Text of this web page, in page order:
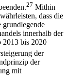
27 Mithin
dass die
innerhalb der
2013 bis 2020
der
der
mit